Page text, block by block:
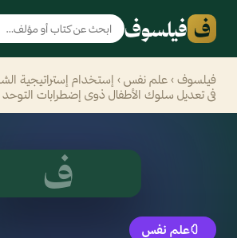
ف فيلسوف
فيلسوف › علم نفس › إستخدام إستراتيجية
فى تعديل سلوك الأطفال ذوى إضطرابات التوحد
ف
علم نفس